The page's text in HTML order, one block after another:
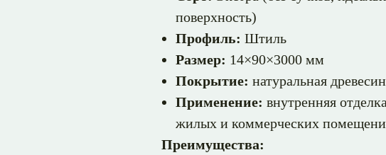
поверхность)
Профиль: Штиль
Размер: 14×90×3000 мм
Покрытие: натуральная
Применение: внутренняя
жилых и коммерческих
Преимущества: